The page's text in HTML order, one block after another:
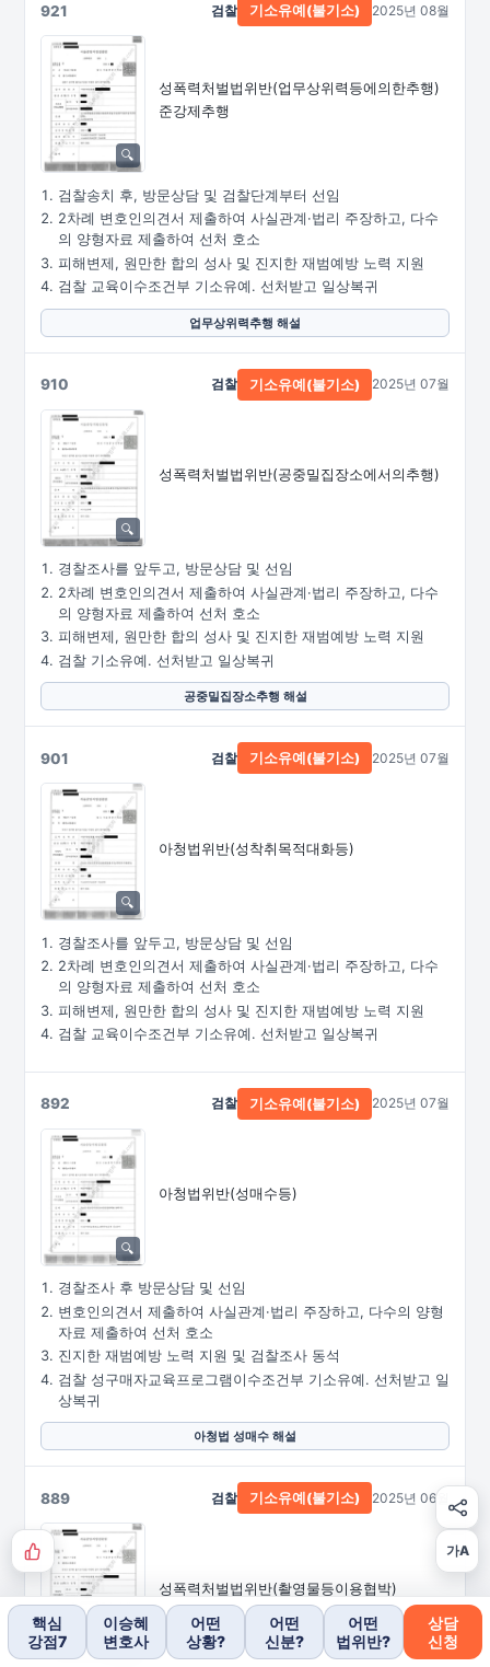
921
성폭력처벌법위반(업무상위력등에의한추행)
준강제추행
검찰 기소유예(불기소) 2025년 08월
검찰송치 후, 방문상담 및 검찰단계부터 선임
2차례 변호인의견서 제출하여 사실관계·법리 주장하고, 다수
의 양형자료 제출하여 선처 호소
피해변제, 원만한 합의 성사 및 진지한 재범예방 노력 지원
검찰 교육이수조건부 기소유예. 선처받고 일상복귀
업무상위력추행 해설
910
성폭력처벌법위반(공중밀집장소에서의추행)
검찰 기소유예(불기소) 2025년 07월
경찰조사를 앞두고, 방문상담 및 선임
2차례 변호인의견서 제출하여 사실관계·법리 주장하고, 다수
의 양형자료 제출하여 선처 호소
피해변제, 원만한 합의 성사 및 진지한 재범예방 노력 지원
검찰 기소유예. 선처받고 일상복귀
공중밀집장소추행 해설
901
아청법위반(성착취목적대화등)
검찰 기소유예(불기소) 2025년 07월
경찰조사를 앞두고, 방문상담 및 선임
2차례 변호인의견서 제출하여 사실관계·법리 주장하고, 다수
의 양형자료 제출하여 선처 호소
피해변제, 원만한 합의 성사 및 진지한 재범예방 노력 지원
검찰 교육이수조건부 기소유예. 선처받고 일상복귀
892
아청법위반(성매수등)
검찰 기소유예(불기소) 2025년 07월
경찰조사 후 방문상담 및 선임
변호인의견서 제출하여 사실관계·법리 주장하고, 다수의 양형
자료 제출하여 선처 호소
진지한 재범예방 노력 지원 및 검찰조사 동석
검찰 성구매자교육프로그램이수조건부 기소유예. 선처받고 일
상복귀
아청법 성매수 해설
889
성폭력처벌법위반(촬영물등이용협박)
검찰 기소유예(불기소) 2025년 06월
가A
핵심
강점7
이승혜
변호사
어떤
상황?
어떤
신분?
어떤
법위반?
상담
신청